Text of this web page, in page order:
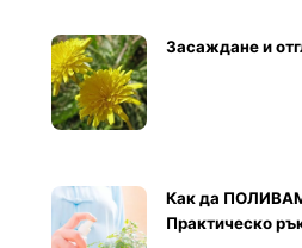
Засаждане и
Как да
Практическо